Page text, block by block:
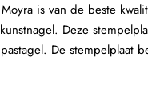
is van de beste
Deze
De stempelplaat